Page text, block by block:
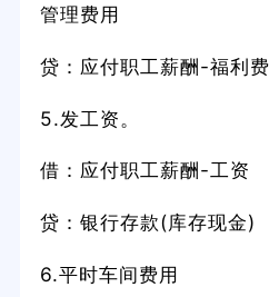
管理费用
贷：应付职工薪酬-福利费
5.发工资。
借：应付职工薪酬-工资
贷：银行存款(库存现金)
6.平时车间费用